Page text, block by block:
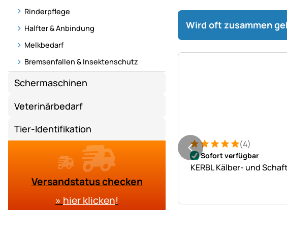
Rinderpflege
Halfter & Anbindung
Melkbedarf
Bremsenfallen & Insektenschutz
Schermaschinen
Veterinärbedarf
Tier-Identifikation
Versandstatus checken
» hier klicken!
Wird oft zusammen
Bewertung: 5 von 5 (4
4 Bewertungen
(4)
Sofort verfügbar
KERBL Kälber- und